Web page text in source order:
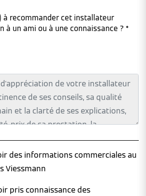
à recommander cet installateur
à un ami ou à une connaissance ? *
des informations commerciales au
Viessmann
pris connaissance des